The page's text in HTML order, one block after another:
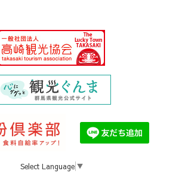
Select Language ▼